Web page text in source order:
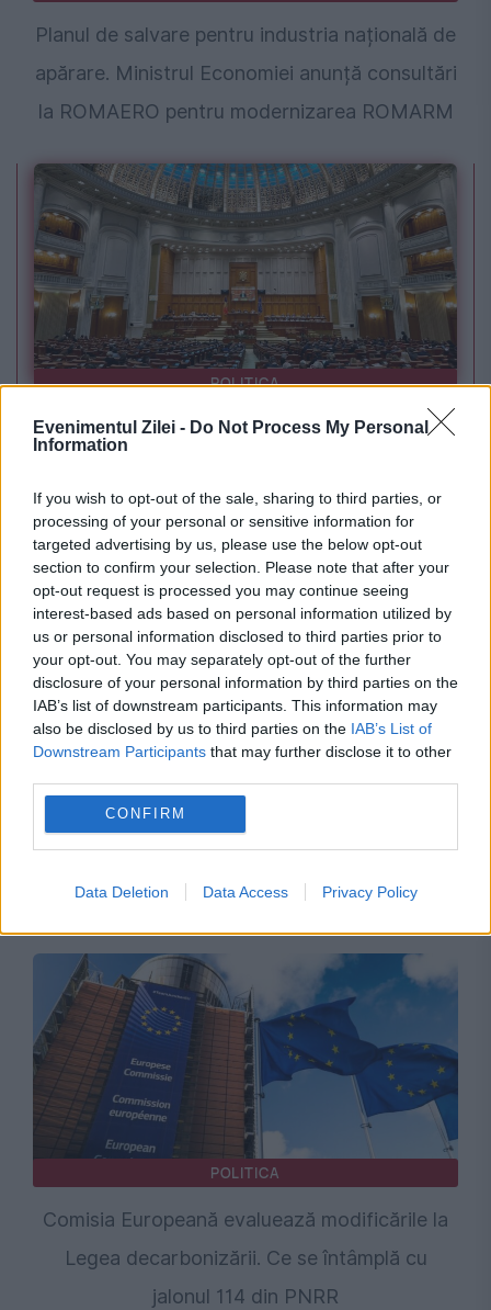
Evenimentul Zilei - Do Not Process My Personal
Information
If you wish to opt-out of the sale, sharing to third parties, or
processing of your personal or sensitive information for
targeted advertising by us, please use the below opt-out
section to confirm your selection. Please note that after your
opt-out request is processed you may continue seeing
interest-based ads based on personal information utilized by
us or personal information disclosed to third parties prior to
your opt-out. You may separately opt-out of the further
disclosure of your personal information by third parties on the
IAB’s list of downstream participants. This information may
also be disclosed by us to third parties on the IAB’s List of
Downstream Participants that may further disclose it to other
CONFIRM
Data Deletion Data Access Privacy Policy
Planul de salvare pentru industria națională de
apărare. Ministrul Economiei anunță consultări
la ROMAERO pentru modernizarea ROMARM
POLITICA
Sorin Grindeanu: Parlamentul a evitat
deblocat 16,7 miliarde din SAFE
Acord trilateral pe Flancul Estic. Forțele
unesc forțele sub comanda NATO
POLITICA
Comisia Europeană evaluează modificările la
Legea decarbonizării. Ce se întâmplă cu
jalonul 114 din PNRR